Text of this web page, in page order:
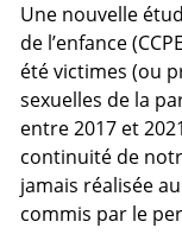
Une nouvelle
de l’enfance
été victimes (ou
sexuelles de la
entre 2017 et
continuité de
jamais réalisée
commis par le